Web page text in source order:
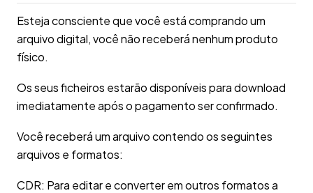
Esteja consciente que você está comprando um
arquivo digital, você não receberá nenhum produto
físico.
Os seus ficheiros estarão disponíveis para download
imediatamente após o pagamento ser confirmado.
Você receberá um arquivo contendo os seguintes
arquivos e formatos:
CDR: Para editar e converter em outros formatos a